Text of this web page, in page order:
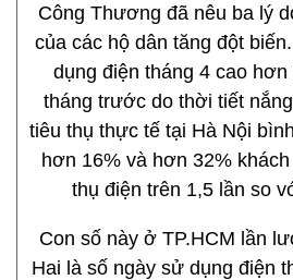
Công Thương đã nêu ba lý
của các hộ dân tăng đột
dụng điện tháng 4 cao
tháng trước do thời tiết
tiêu thụ thực tế tại Hà Nội
hơn 16% và hơn 32%
thụ điện trên 1,5 lần so
Con số này ở TP.HCM lần
Hai là số ngày sử dụng điện